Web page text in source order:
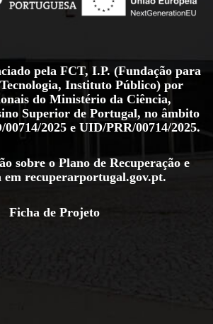
pela FCT, I.P. (Fundação para
Instituto Público) por
do Ministério da Ciência,
Superior de Portugal, no âmbito
00714/2025 e UID/PRR/00714/2025.
sobre o Plano de Recuperação e
em recuperarportugal.gov.pt.
Ficha de Projeto